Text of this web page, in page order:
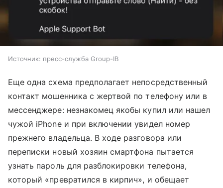
Источник: пресс-служба Group-IB
Еще одна схема предполагает непосредственный
контакт мошенника с жертвой по телефону или в
мессенджере: незнакомец якобы купил или нашел
чужой iPhone и при включении увидел номер
прежнего владельца. В ходе разговора или
переписки новый хозяин смартфона пытается
узнать пароль для разблокировки телефона,
который «превратился в кирпич», и обещает